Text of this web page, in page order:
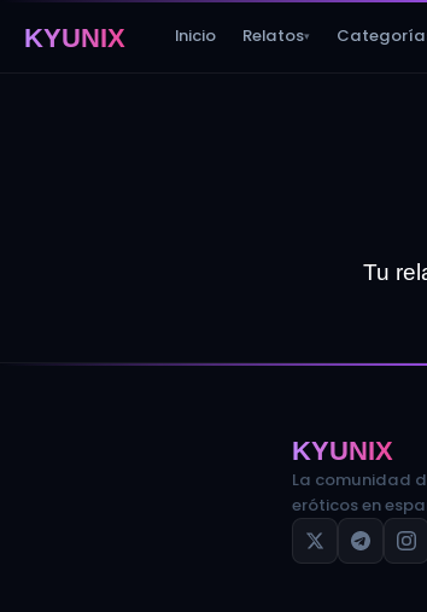
KYUNIX Inicio Relatos▾
Tu
KYUNIX
La comunidad
eróticos en